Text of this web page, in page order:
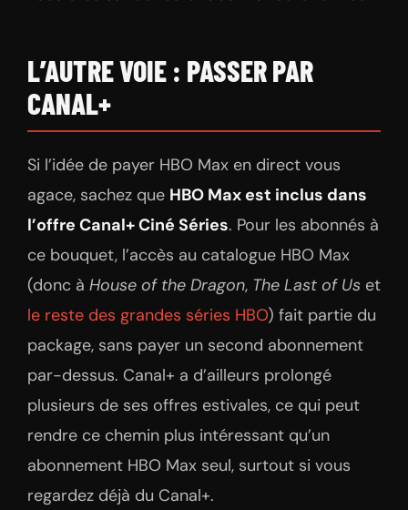
L’AUTRE VOIE : PASSER PAR
CANAL+
Si l’idée de payer HBO Max en direct vous
agace, sachez que HBO Max est inclus dans
l’offre Canal+ Ciné Séries. Pour les abonnés à
ce bouquet, l’accès au catalogue HBO Max
(donc à House of the Dragon, The Last of Us et
le reste des grandes séries HBO) fait partie du
package, sans payer un second abonnement
par-dessus. Canal+ a d’ailleurs prolongé
plusieurs de ses offres estivales, ce qui peut
rendre ce chemin plus intéressant qu’un
abonnement HBO Max seul, surtout si vous
regardez déjà du Canal+.